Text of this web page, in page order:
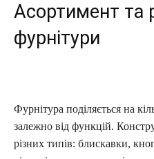
Асортимент та
фурнітури
Фурнітура поділяється на
залежно від функцій.
різних типів: блискавки,